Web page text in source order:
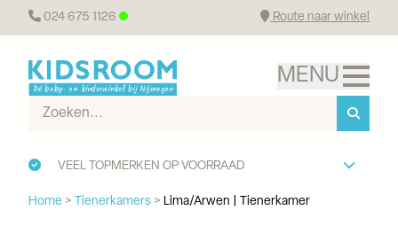
024 675 1126 Route naar winkel
VEEL TOPMERKEN OP VOORRAAD
Home > Tienerkamers > Lima/Arwen | Tienerkamer